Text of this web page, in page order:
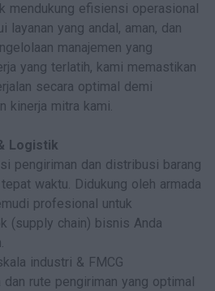
mendukung efisiensi operasional
yang andal, aman, dan
manajemen yang
yang terlatih, kami memastikan
secara optimal demi
kinerja mitra kami.
Logistik
pengiriman dan distribusi barang
waktu. Didukung oleh armada
profesional untuk
(supply chain) bisnis Anda
industri & FMCG
dan rute pengiriman yang optimal